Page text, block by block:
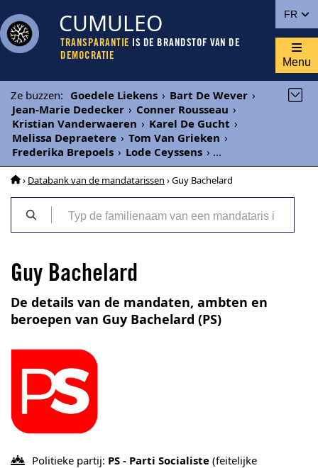
FR
CUMULEO
TRANSPARANTIE IS DE BRANDSTOF VAN DE
DEMOCRATIE
Menu
Ze buzzen: Goedele Liekens › Bart De Wever ›
Jean-Marie Dedecker › Conner Rousseau ›
Kristian Vanderwaeren › Karel De Gucht ›
Melissa Depraetere › Tom Van Grieken ›
Frederika Brepoels › Lode Ceyssens › ...
› Databank van de mandatarissen › Guy Bachelard
Guy Bachelard
De details van de mandaten, ambten en
beroepen van Guy Bachelard (PS)
Politieke partij: PS - Parti Socialiste (feitelijke